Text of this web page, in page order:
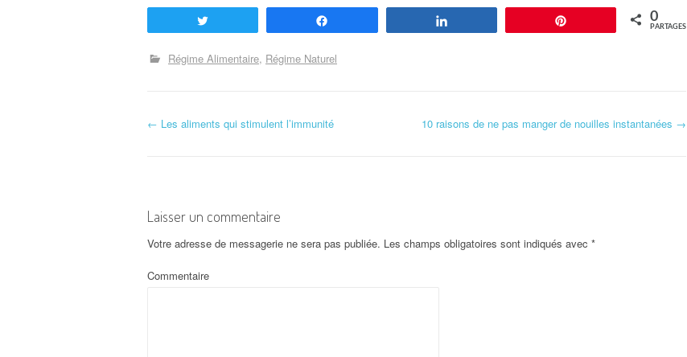
0
PARTAGES
Régime Alimentaire Régime Naturel
Navigation d'article
← Les aliments qui stimulent l’immunité 10 raisons de ne pas manger de nouilles instantanées →
Laisser un commentaire
Votre adresse de messagerie ne sera pas publiée. Les champs obligatoires sont indiqués avec *
Commentaire